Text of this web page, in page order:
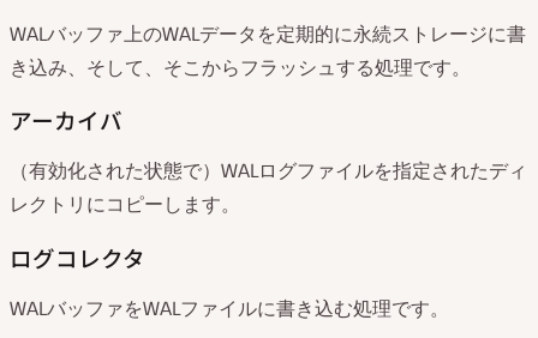
WALバッファ上のWALデータを定期的に永続ストレージに書
き込み、そして、そこからフラッシュする処理です。
アーカイバ
（有効化された状態で）WALログファイルを指定されたディ
レクトリにコピーします。
ログコレクタ
WALバッファをWALファイルに書き込む処理です。